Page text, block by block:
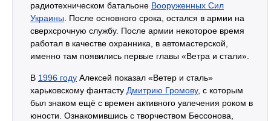
радиотехническом батальоне Вооруженных Сил
Украины . После основного срока, остался в армии на
сверхсрочную службу. После армии некоторое время
работал в качестве охранника, в автомастерской,
именно там появились первые главы «Ветра и стали».
В 1996 году Алексей показал «Ветер и сталь»
харьковскому фантасту Дмитрию Громову, с которым
был знаком ещё с времен активного увлечения роком в
юности. Ознакомившись с творчеством Бессонова,